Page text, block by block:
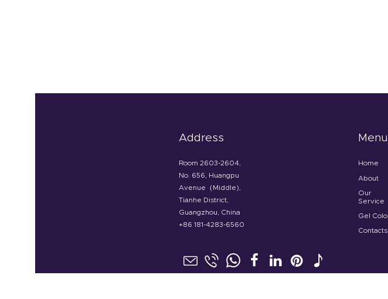
Address
Room 2603-2604,
No. 656, Huangpu
Avenue（Middle),
Tianhe District,
Guangzhou, China
+86 181-4283-6560
Menu
Home
About
Our
Service
Gel
Contacts